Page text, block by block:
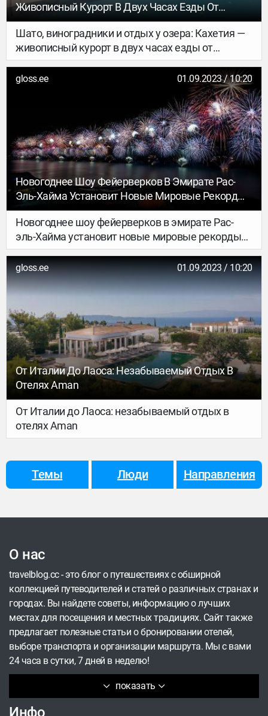
Живописный Курорт В Двух Часах Езды От
Тбилиси
Шато, виноградники и отдых у озера: Кахетия —
живописный курорт в двух часах езды от
Тбилиси
gloss.ee 01.09.2023 / 10:20
Новогоднее Шоу Фейерверков В Эмирате Рас-
Эль-Хайма Установит Новые Мировые Рекорды
Гиннесса
Новогоднее шоу фейерверков в эмирате Рас-
эль-Хайма установит новые мировые рекорды
Гиннесса
gloss.ee 01.09.2023 / 10:20
От Италии До Лаоса: Незабываемый Отдых В
Отелях Aman
От Италии до Лаоса: незабываемый отдых в
отелях Aman
Темы Люди Направления
О нас
показать
travelblog.cc - это блог о путешествиях с обширной
коллекцией путеводителей и статей о различных странах и
городах. Вы найдете советы, информацию о лучших
местах для посещения и местных традициях. Сайт также
предлагает полезные статьи о бронировании отелей,
выборе транспорта и организации маршрута. Мы с вами
24 часа в сутки, 7 дней в неделю!
Инфо